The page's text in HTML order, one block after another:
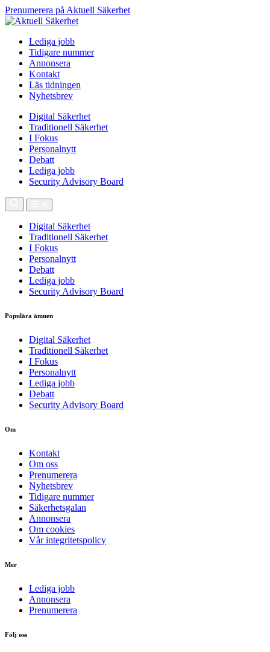
Prenumerera på Aktuell Säkerhet
Lediga jobb
Tidigare nummer
Annonsera
Kontakt
Läs tidningen
Nyhetsbrev
Digital Säkerhet
Traditionell Säkerhet
I Fokus
Personalnytt
Debatt
Lediga jobb
Security Advisory Board
Digital Säkerhet
Traditionell Säkerhet
I Fokus
Personalnytt
Debatt
Lediga jobb
Security Advisory Board
Populära ämnen
Digital Säkerhet
Traditionell Säkerhet
I Fokus
Personalnytt
Lediga jobb
Debatt
Security Advisory Board
Om
Kontakt
Om oss
Prenumerera
Nyhetsbrev
Tidigare nummer
Säkerhetsgalan
Annonsera
Om cookies
Vår integritetspolicy
Mer
Lediga jobb
Annonsera
Prenumerera
Följ oss